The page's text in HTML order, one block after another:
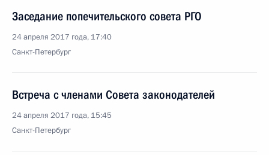
Заседание попечительского совета РГО
24 апреля 2017 года, 17:40
Санкт-Петербург
Встреча с членами Совета законодателей
24 апреля 2017 года, 15:45
Санкт-Петербург